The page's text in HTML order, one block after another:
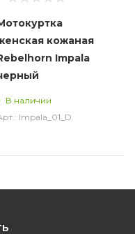
кожаная
Impala
В наличии
Impala_01_D